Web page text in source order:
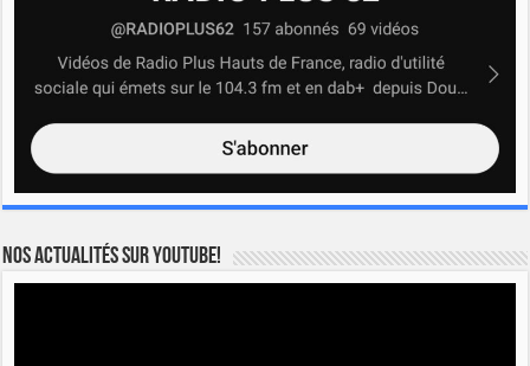
Nos actualités sur YOUTUBE!